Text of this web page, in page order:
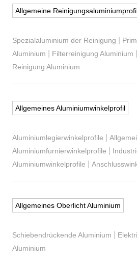
Allgemeine
Spezialaluminium der Reinigung
Aluminium
Filterreinigung Aluminium
Reinigung Aluminium
Allgemeines Aluminiumwinkelprofil
Aluminiumlegierwinkelprofile
Aluminiumfurnierwinkelprofile
Aluminiumwinkelprofile
Allgemeines Oberlicht Aluminium
Schiebendrückende Aluminium
Aluminium